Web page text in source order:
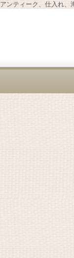
アンティーク、仕入れ、